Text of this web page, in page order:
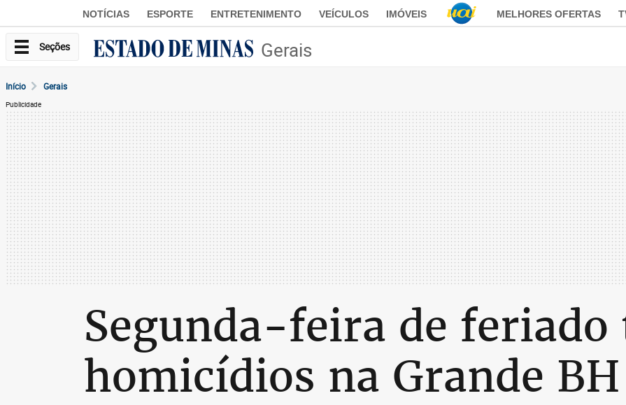
NOTÍCIAS ESPORTE ENTRETENIMENTO VEÍCULOS IMÓVEIS MELHORES OFERTAS
Seções Gerais
Início Gerais
Publicidade
Segunda-feira de feriado
homicídios na Grande BH